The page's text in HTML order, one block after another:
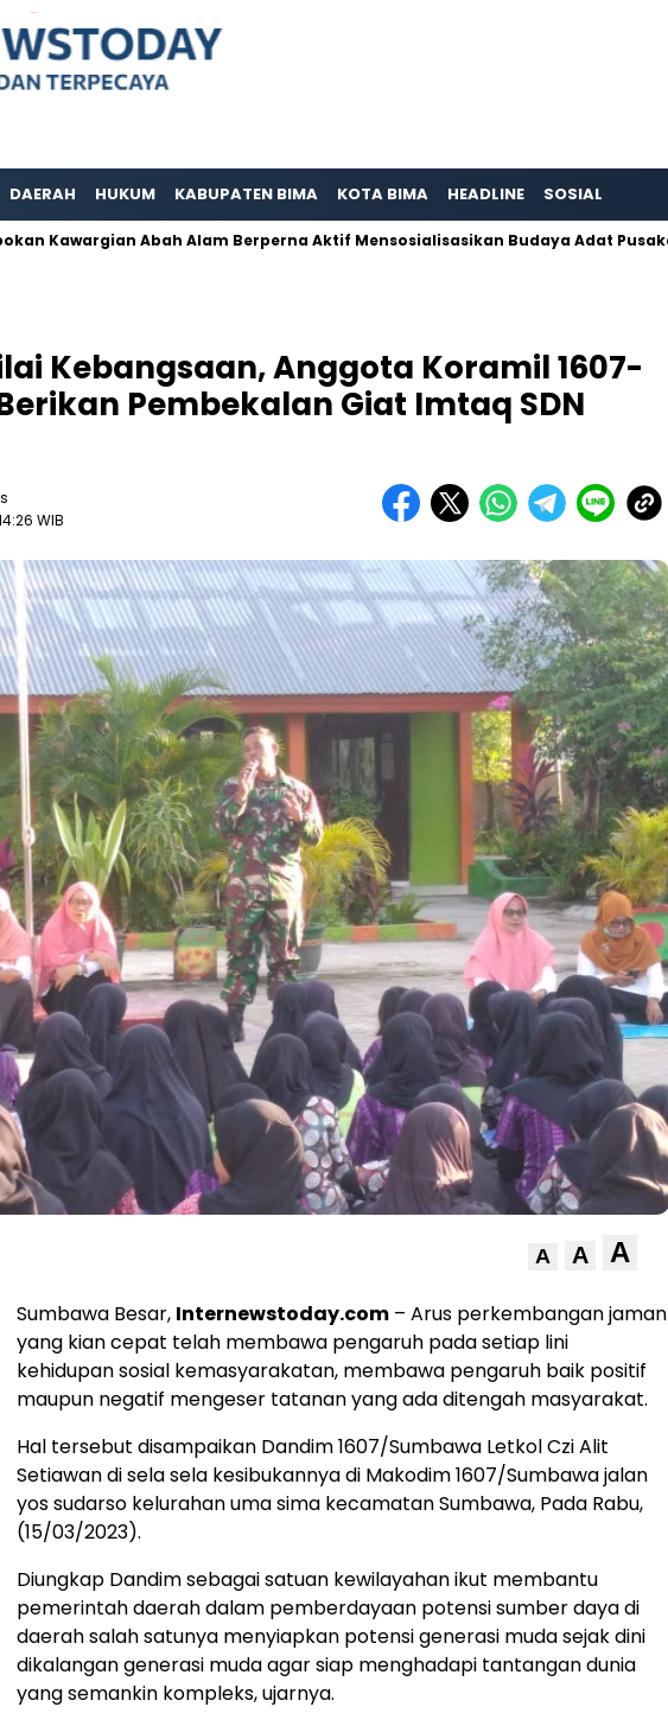
DAERAH HUKUM KABUPATEN BIMA KOTA BIMA HEADLINE SOSIAL
Abah Alam Berperna Aktif Mensosialisasikan Budaya Adat Pusaka Kujang
Kebangsaan, Anggota Koramil 1607-
Pembekalan Giat Imtaq SDN
WIB
A A A
Sumbawa Besar, Internewstoday.com – Arus perkembangan jaman
yang kian cepat telah membawa pengaruh pada setiap lini
kehidupan sosial kemasyarakatan, membawa pengaruh baik positif
maupun negatif mengeser tatanan yang ada ditengah masyarakat.
Hal tersebut disampaikan Dandim 1607/Sumbawa Letkol Czi Alit
Setiawan di sela sela kesibukannya di Makodim 1607/Sumbawa jalan
yos sudarso kelurahan uma sima kecamatan Sumbawa, Pada Rabu,
(15/03/2023).
Diungkap Dandim sebagai satuan kewilayahan ikut membantu
pemerintah daerah dalam pemberdayaan potensi sumber daya di
daerah salah satunya menyiapkan potensi generasi muda sejak dini
dikalangan generasi muda agar siap menghadapi tantangan dunia
yang semankin kompleks, ujarnya.